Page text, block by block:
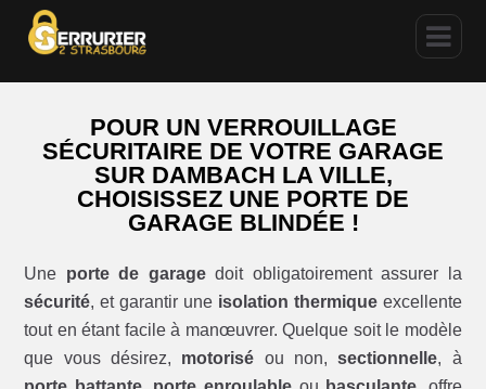
POUR UN VERROUILLAGE
SÉCURITAIRE DE VOTRE GARAGE
SUR DAMBACH LA VILLE,
CHOISISSEZ UNE PORTE DE
GARAGE BLINDÉE !
Une porte de garagedoit obligatoirement assurer la
sécurité, et garantir une isolation thermiqueexcellente
tout en étant facile à manœuvrer. Quelque soit le modèle
que vous désirez, motorisé ou non,sectionnelle, à